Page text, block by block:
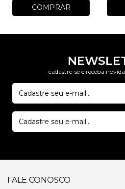
COMPRAR
cadastre-se e receba
FALE CONOSCO